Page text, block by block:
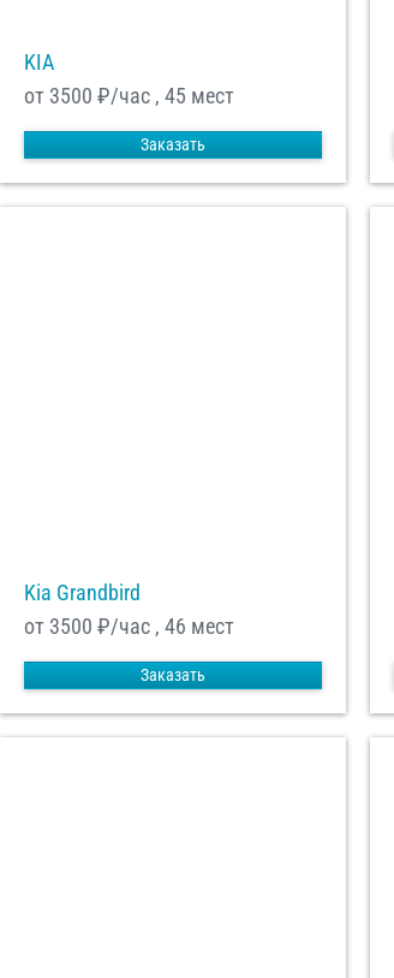
KIA
от 3500 ₽/час , 45 мест
Заказать
Kia Grandbird
от 3500 ₽/час , 46 мест
Заказать